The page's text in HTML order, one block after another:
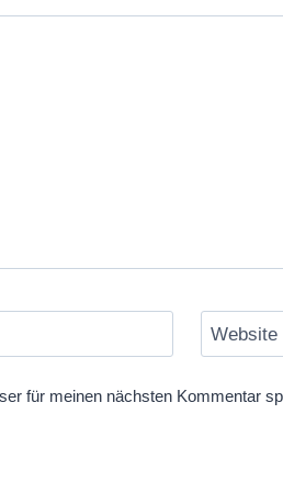
Website
für meinen nächsten Kommentar